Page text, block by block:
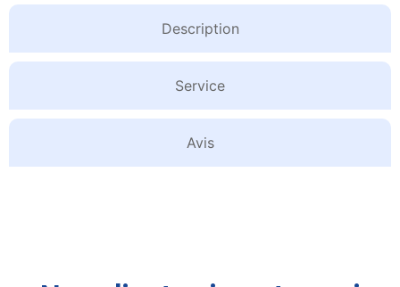
Description
Service
Avis